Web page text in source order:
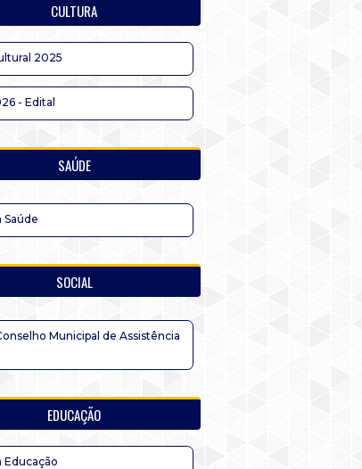
CULTURA
2025
- Edital
SAÚDE
Saúde
SOCIAL
Municipal de Assistência
EDUCAÇÃO
Educação